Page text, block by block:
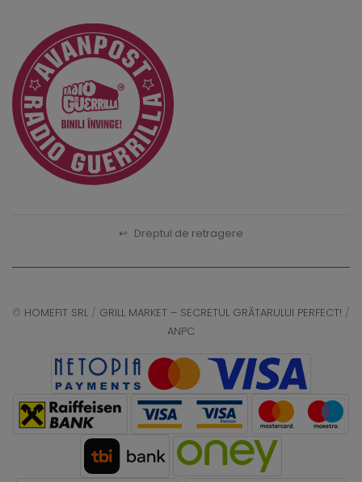
↩ Dreptul de retragere
© HOMEFIT SRL / GRILL MARKET – SECRETUL GRĂTARULUI PERFECT! /
ANPC